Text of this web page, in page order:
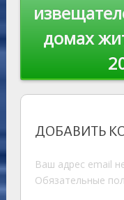
домах
ДОБАВИТЬ
Ваш адрес email
Обязательные